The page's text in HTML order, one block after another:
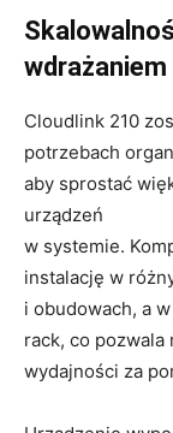
Cloudlink 210
potrzebach
aby sprostać
urządzeń
w systemie.
instalację w
i obudowach, a
rack, co
wydajności za